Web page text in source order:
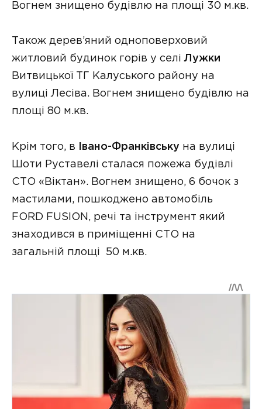
Вогнем знищено будівлю на площі 30 м.кв.
Також дерев’яний одноповерховий
житловий будинок горів у селіЛужки
Витвицької ТГ Калуського району на
вулиці Лесіва. Вогнем знищено будівлю на
площі 80 м.кв.
Крім того, в Івано-Франківську на вулиці
Шоти Руставелі сталася пожежа будівлі
СТО «Віктан». Вогнем знищено, 6 бочок з
мастилами, пошкоджено автомобіль
FORD FUSION, речі та інструмент який
знаходився в приміщенні СТО на
загальній площі 50 м.кв.